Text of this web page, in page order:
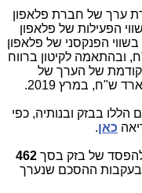
ערך של חברת פלאפון
הפעילות של פלאפון
בשווי הפנקסני של פלאפון
של כ-951 מיליון ש"ח, ובהתאמה לקיטון ברווח
קודמת של הערך של
הללו בבזק ובנותיה, כפי
כאן.
של בזק בסך 462
ההסכם שנערך